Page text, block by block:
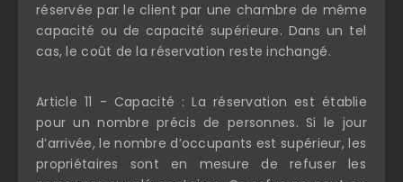
réservée par le client par une chambre de même
capacité ou de capacité supérieure. Dans un tel
cas, le coût de la réservation reste inchangé.
Article 11 - Capacité : La réservation est établie
pour un nombre précis de personnes. Si le jour
d’arrivée, le nombre d’occupants est supérieur, les
propriétaires sont en mesure de refuser les